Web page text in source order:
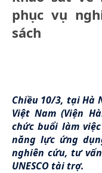
phục vụ
sách
Chiều 10/3, tại Hà
Việt Nam (Viện
chức buổi làm
năng lực ứng
nghiên cứu, tư
UNESCO tài trợ.